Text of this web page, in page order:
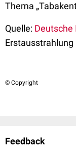
Thema
Quelle:
© Copyright
Feedback